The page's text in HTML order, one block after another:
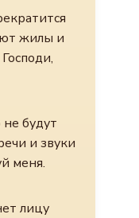
жилы и
не будут
и звуки
меня.
лицу